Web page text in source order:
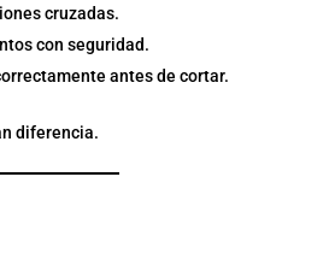
cruzadas.
con seguridad.
antes de cortar.
diferencia.